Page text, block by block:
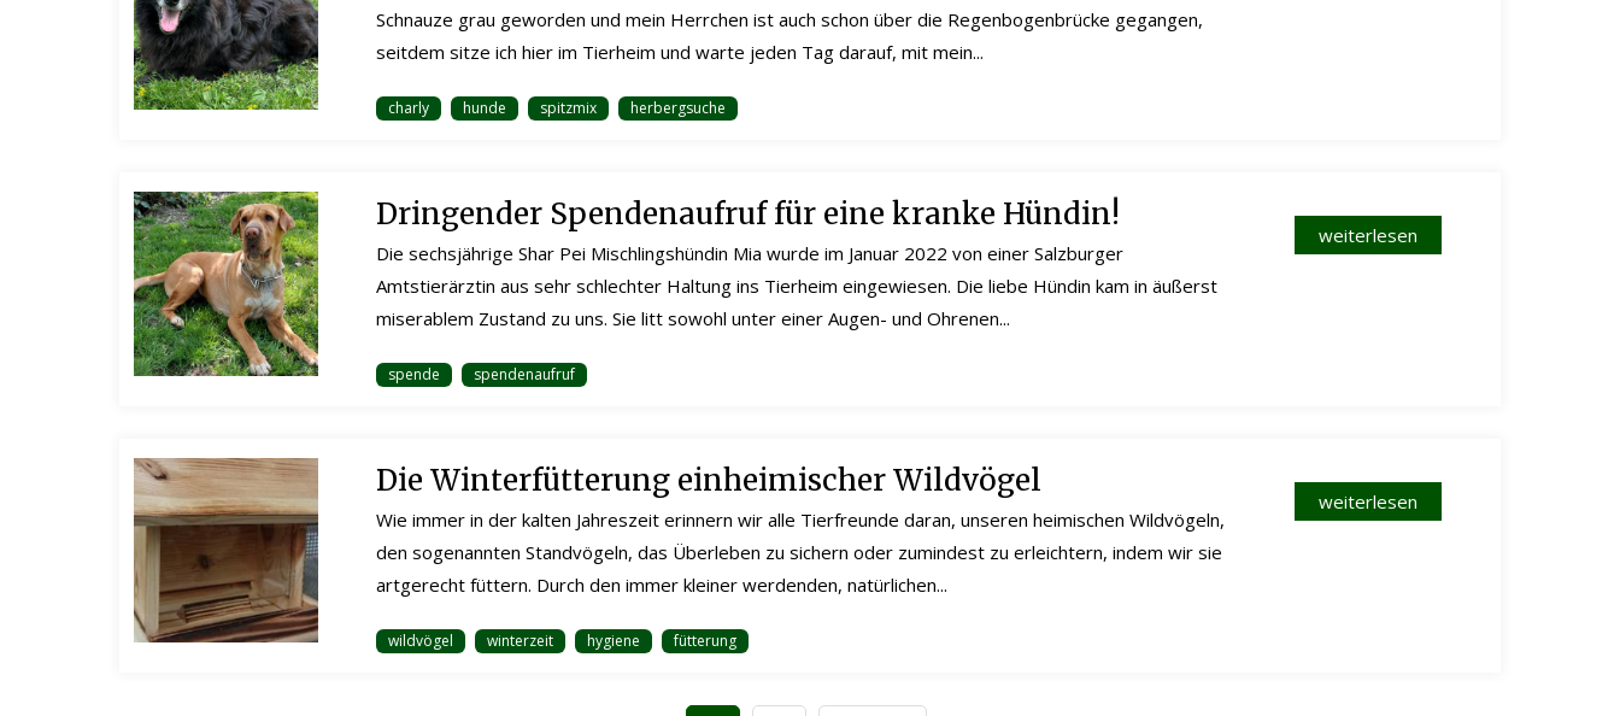
Schnauze grau geworden und mein Herrchen ist auch schon über die Regenbogenbrücke gegangen,
seitdem sitze ich hier im Tierheim und warte jeden Tag darauf, mit mein...
charly hunde spitzmix herbergsuche
Dringender Spendenaufruf für eine kranke Hündin!
Die sechsjährige Shar Pei Mischlingshündin Mia wurde im Januar 2022 von einer Salzburger
Amtstierärztin aus sehr schlechter Haltung ins Tierheim eingewiesen. Die liebe Hündin kam in äußerst
miserablem Zustand zu uns. Sie litt sowohl unter einer Augen- und Ohrenen...
spende spendenaufruf
weiterlesen
Die Winterfütterung einheimischer Wildvögel
Wie immer in der kalten Jahreszeit erinnern wir alle Tierfreunde daran, unseren heimischen Wildvögeln,
den sogenannten Standvögeln, das Überleben zu sichern oder zumindest zu erleichtern, indem wir sie
artgerecht füttern. Durch den immer kleiner werdenden, natürlichen...
wildvögel winterzeit hygiene fütterung
weiterlesen